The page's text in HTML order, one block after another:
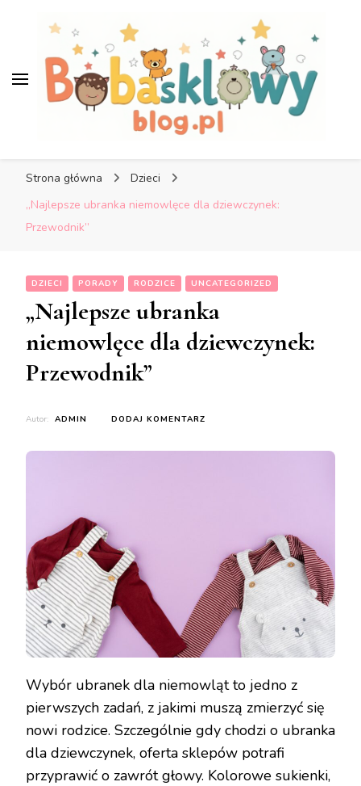
Bobaskowyblog.pl – Blog o
dzieciach i rodzicach
dzieciach i rodzicach
Strona główna
Dzieci
„Najlepsze ubranka niemowlęce dla dziewczynek:
Przewodnik”
DZIECI PORADY RODZICE UNCATEGORIZED
„Najlepsze ubranka
niemowlęce dla dziewczynek:
Przewodnik”
Autor: ADMIN DODAJ KOMENTARZ
Wybór ubranek dla niemowląt to jedno z
pierwszych zadań, z jakimi muszą zmierzyć się
nowi rodzice. Szczególnie gdy chodzi o ubranka
dla dziewczynek, oferta sklepów potrafi
przyprawić o zawrót głowy. Kolorowe sukienki,